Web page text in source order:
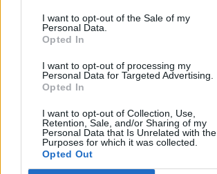
I want to opt-out of the Sale of my
Personal Data.
Opted In
I want to opt-out of processing my
Personal Data for Targeted Advertising.
Opted In
I want to opt-out of Collection, Use,
Retention, Sale, and/or Sharing of my
Personal Data that Is Unrelated with the
Purposes for which it was collected.
Opted Out
WELOVETISZATO
Kapcsolat